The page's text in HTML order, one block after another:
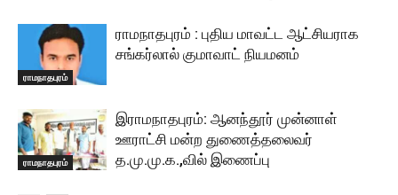
ராமநாதபுரம்
ராமநாதபுரம் : புதிய மாவட்ட ஆட்சியராக
சங்கர்லால் குமாவாட் நியமனம்
ராமநாதபுரம்
இராமநாதபுரம்: ஆனந்தூர் முன்னாள்
ஊராட்சி மன்ற துணைத்தலைவர்
த.மு.மு.க.,வில் இணைப்பு